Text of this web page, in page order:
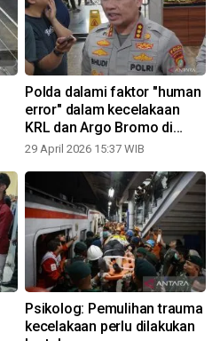
Polda dalami faktor "human
error" dalam kecelakaan
KRL dan Argo Bromo di
Bekasi
29 April 2026 15:37 WIB
Psikolog: Pemulihan trauma
kecelakaan perlu dilakukan